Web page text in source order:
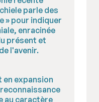
parle des
» pour indiquer
enracinée
présent et
l'avenir.
en expansion
au caractère